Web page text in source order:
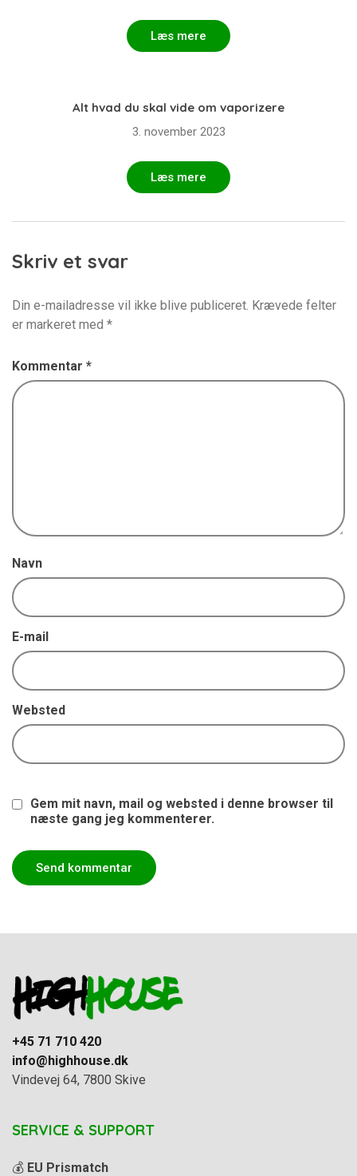
Læs mere
Alt hvad du skal vide om vaporizere
3. november 2023
Læs mere
Skriv et svar
Din e-mailadresse vil ikke blive publiceret. Krævede felter
er markeret med *
Kommentar *
Navn
E-mail
Websted
Gem mit navn, mail og websted i denne browser til
næste gang jeg kommenterer.
+45 71 710 420
info@highhouse.dk
Vindevej 64, 7800 Skive
SERVICE & SUPPORT
💰 EU Prismatch